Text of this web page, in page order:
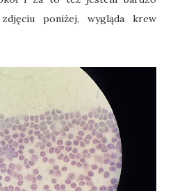
poniżej, wygląda krew